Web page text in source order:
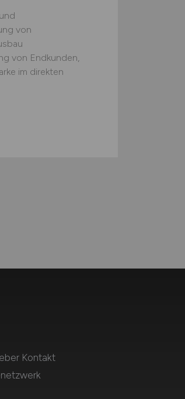
von
von Endkunden,
im direkten
Kontakt